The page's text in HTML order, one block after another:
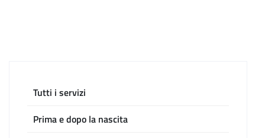
Tutti i servizi
Prima e dopo la nascita